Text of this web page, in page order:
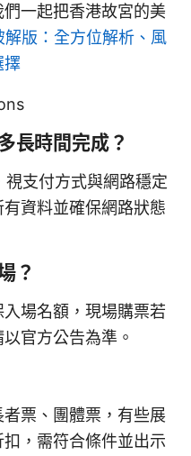
一起把香港故宮的美
版：全方位解析、風
擇
長時間完成？
支付方式與網路穩定
資料並確保網路狀態
？
場名額，現場購票若
官方公告為準。
票、團體票，有些展
，需符合條件並出示